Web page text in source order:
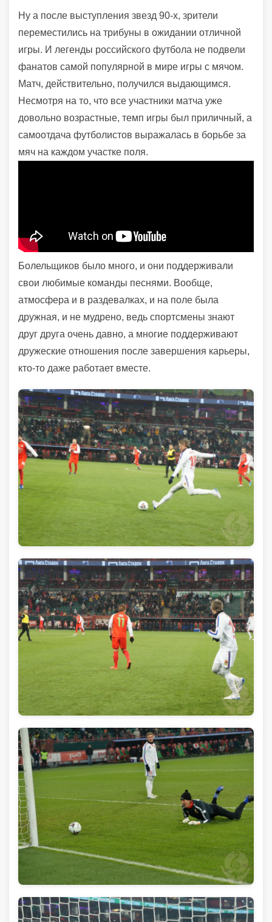
Ну а после выступления звезд 90-х, зрители
переместились на трибуны в ожидании отличной
игры. И легенды российского футбола не подвели
фанатов самой популярной в мире игры с мячом.
Матч, действительно, получился выдающимся.
Несмотря на то, что все участники матча уже
довольно возрастные, темп игры был приличный, а
самоотдача футболистов выражалась в борьбе за
мяч на каждом участке поля.
Болельщиков было много, и они поддерживали
свои любимые команды песнями. Вообще,
атмосфера и в раздевалках, и на поле была
дружная, и не мудрено, ведь спортсмены знают
друг друга очень давно, а многие поддерживают
дружеские отношения после завершения карьеры,
кто-то даже работает вместе.